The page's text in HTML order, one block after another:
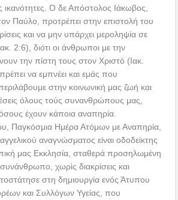
ικανότητες. Ο δε Απόστολος Ιάκωβος,
Παύλο, προτρέπει στην επιστολή του
και να μην υπάρχει μεροληψία σε
2:6), διότι οι άνθρωποι με την
την πίστη τους στον Χριστό (Ιακ.
να εμπνέει και εμάς που
στην κοινωνική μας ζωή και
όλους τούς συνανθρώπους μας,
έχουν κάποια αναπηρία.
Παγκόσμια Ημέρα Ατόμων με Αναπηρία,
αναγνώσματος είναι οδοδείκτης
μας Εκκλησία, σταθερά προσηλωμένη
χωρὶς διακρίσεις και
στη δημιουργία ενός Άτυπου
και Συλλόγων Υγείας, που